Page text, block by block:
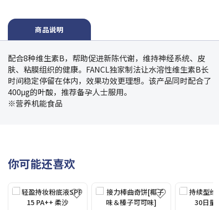
商品说明
配合8种维生素B，帮助促进新陈代谢，维持神经系统、皮
肤、粘膜组织的健康。FANCL独家制法让水溶性维生素B长
时间稳定停留在体内，效果功效更理想。该产品同时配合了
400μg的叶酸，推荐备孕人士服用。
※营养机能食品
你可能还喜欢